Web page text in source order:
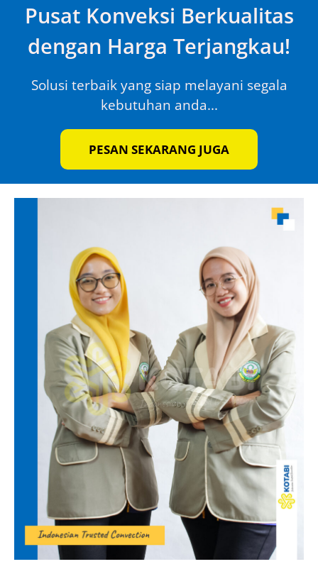
Pusat Konveksi Berkualitas
dengan Harga Terjangkau!
Solusi terbaik yang siap melayani segala
kebutuhan anda...
PESAN SEKARANG JUGA